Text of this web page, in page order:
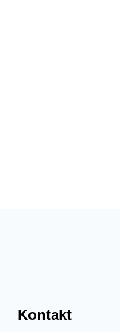
Kontakt